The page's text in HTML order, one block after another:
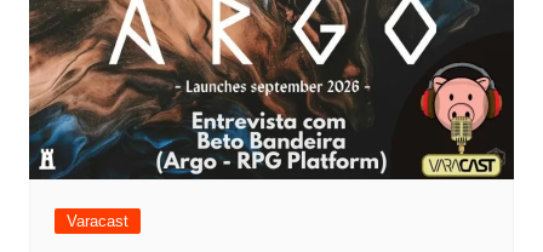
Varacast